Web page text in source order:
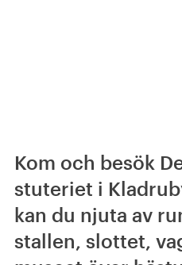
Kom och besök
stuteriet i
kan du njuta av
stallen, slottet,